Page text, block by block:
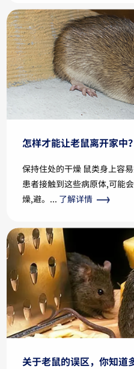
怎样才能让老鼠离开家中？
保持住处的干燥 鼠类身上容
患者接触到这些病原体,可能
燥,避。... 了解详情
关于老鼠的误区，你知道